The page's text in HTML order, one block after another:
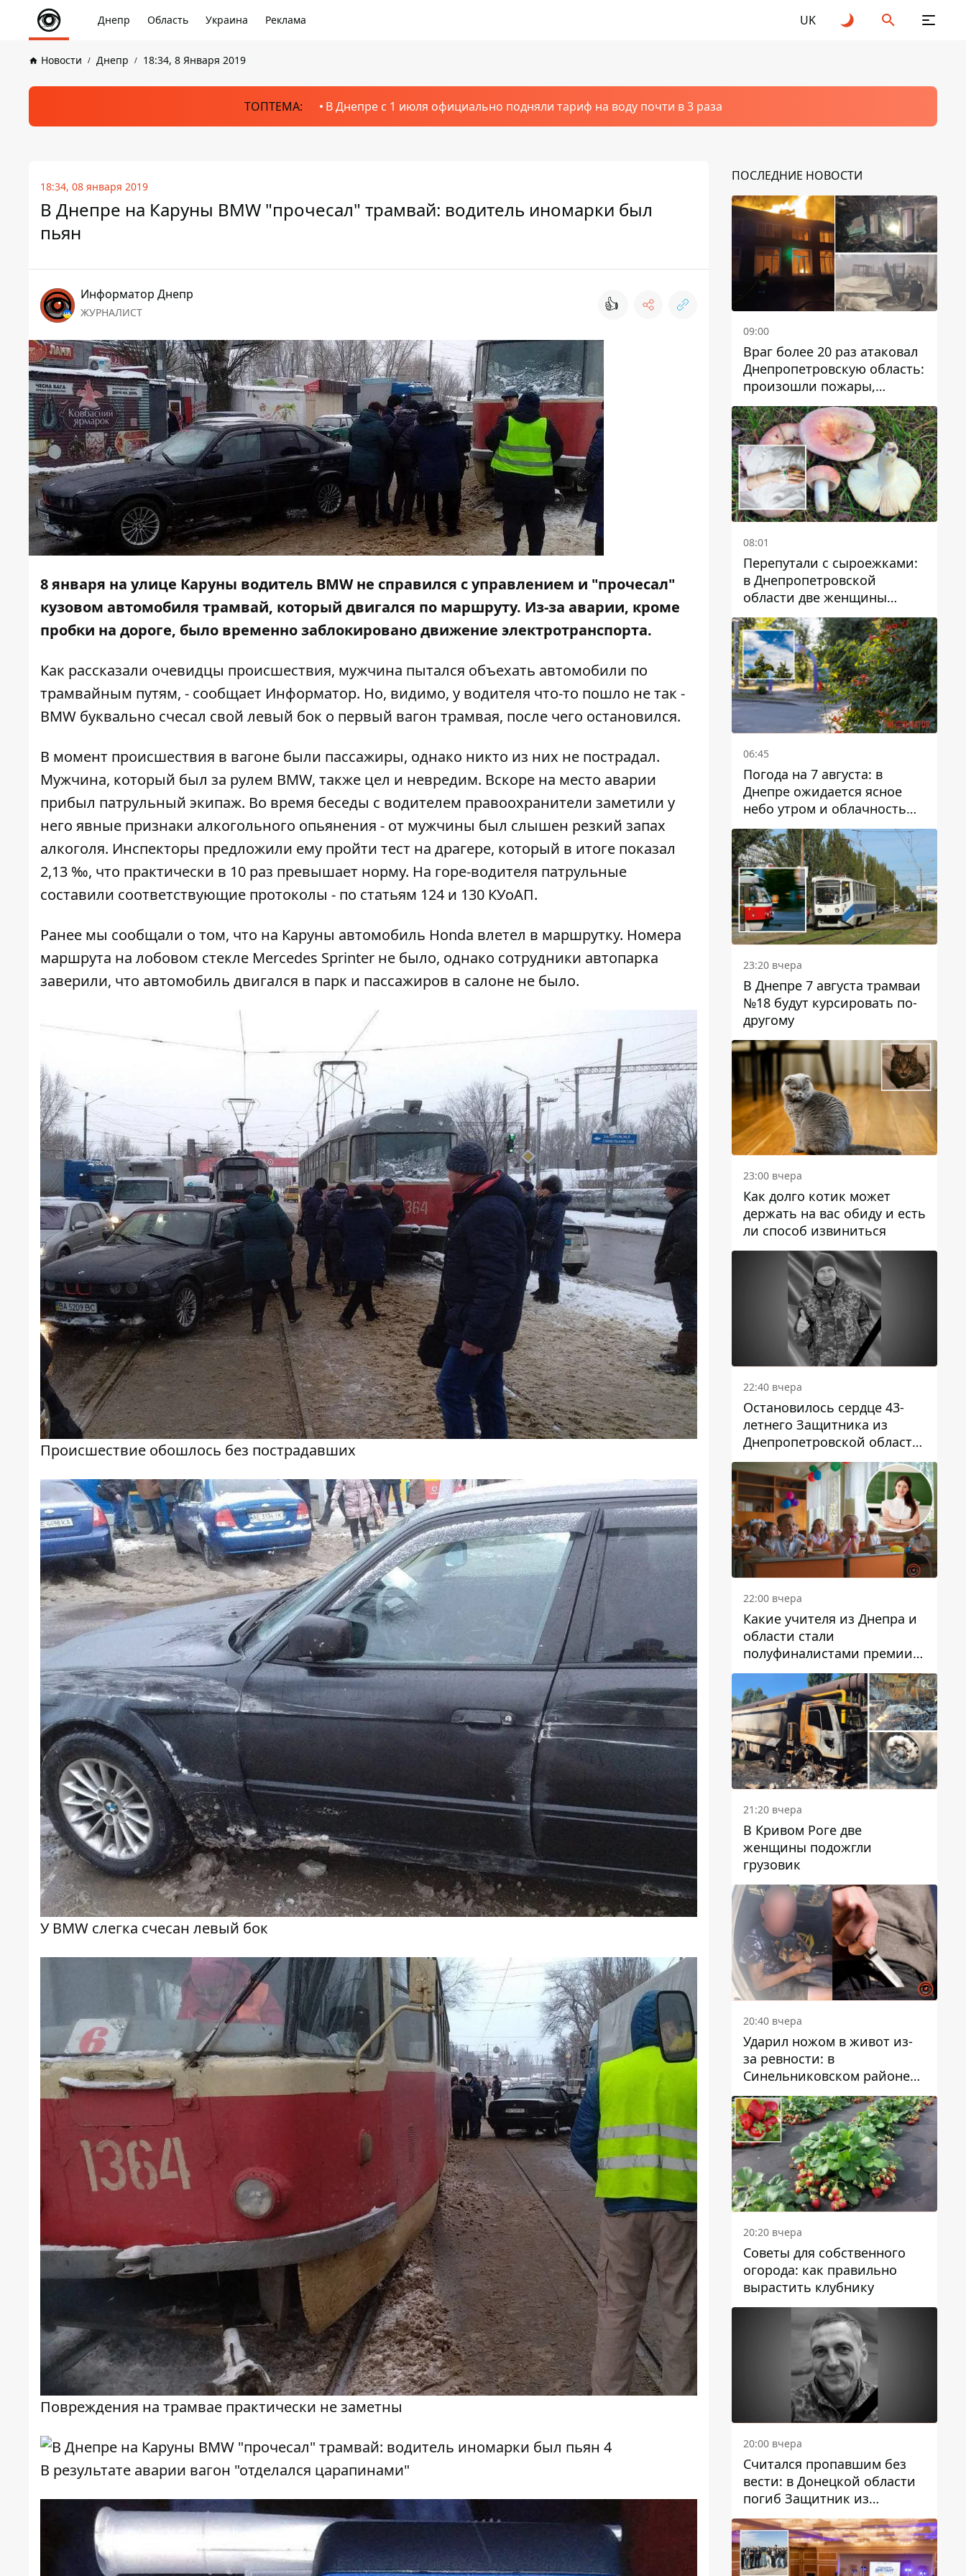
Днепр Область Украина Реклама UK
Новости Днепр 18:34, 8 Января 2019
ТОПТЕМА: В Днепре с 1 июля официально подняли тариф на воду почти в 3 раза
18:34, 08 января 2019
В Днепре на Каруны BMW "прочесал" трамвай: водитель иномарки был
пьян
Информатор Днепр
ЖУРНАЛИСТ 👍
8 января на улице Каруны водитель BMW не справился с управлением и "прочесал"
кузовом автомобиля трамвай, который двигался по маршруту. Из-за аварии, кроме
пробки на дороге, было временно заблокировано движение электротранспорта.
Как рассказали очевидцы происшествия, мужчина пытался объехать автомобили по
трамвайным путям, - сообщает Информатор. Но, видимо, у водителя что-то пошло не так -
BMW буквально счесал свой левый бок о первый вагон трамвая, после чего остановился.
В момент происшествия в вагоне были пассажиры, однако никто из них не пострадал.
Мужчина, который был за рулем BMW, также цел и невредим. Вскоре на место аварии
прибыл патрульный экипаж. Во время беседы с водителем правоохранители заметили у
него явные признаки алкогольного опьянения - от мужчины был слышен резкий запах
алкоголя. Инспекторы предложили ему пройти тест на драгере, который в итоге показал
2,13 ‰, что практически в 10 раз превышает норму. На горе-водителя патрульные
составили соответствующие протоколы - по статьям 124 и 130 КУоАП.
Ранее мы сообщали о том, что на Каруны автомобиль Honda влетел в маршрутку. Номера
маршрута на лобовом стекле Mercedes Sprinter не было, однако сотрудники автопарка
заверили, что автомобиль двигался в парк и пассажиров в салоне не было.
Происшествие обошлось без пострадавших
У BMW слегка счесан левый бок
Повреждения на трамвае практически не заметны
В результате аварии вагон "отделался царапинами"
ПОСЛЕДНИЕ НОВОСТИ
09:00
Враг более 20 раз атаковал
Днепропетровскую область:
произошли пожары,
повреждены дома,
инфраструктура и авто
08:01
Перепутали с сыроежками:
в Днепропетровской
области две женщины
отравились грибами
06:45
Погода на 7 августа: в
Днепре ожидается ясное
небо утром и облачность
после обеда
23:20 вчера
В Днепре 7 августа трамваи
№18 будут курсировать по-
другому
23:00 вчера
Как долго котик может
держать на вас обиду и есть
ли способ извиниться
22:40 вчера
Остановилось сердце 43-
летнего Защитника из
Днепропетровской области
Евгения Зинченко
22:00 вчера
Какие учителя из Днепра и
области стали
полуфиналистами премии
Global Teacher Prize Ukraine
2026
21:20 вчера
В Кривом Роге две
женщины подожгли
грузовик
20:40 вчера
Ударил ножом в живот из-
за ревности: в
Синельниковском районе
задержали 49-летнего
мужчину за убийство
20:20 вчера
Советы для собственного
огорода: как правильно
вырастить клубнику
20:00 вчера
Считался пропавшим без
вести: в Донецкой области
погиб Защитник из
Каменского Антон
Красовский